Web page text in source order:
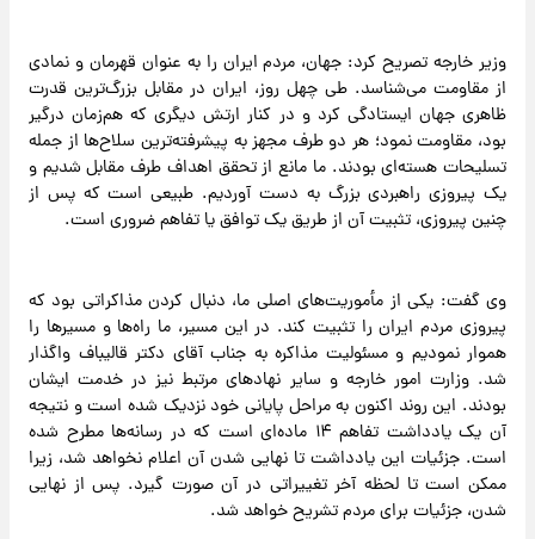
وزیر خارجه تصریح کرد: جهان، مردم ایران را به عنوان قهرمان و نمادی
از مقاومت می‌شناسد. طی چهل روز، ایران در مقابل بزرگ‌ترین قدرت
ظاهری جهان ایستادگی کرد و در کنار ارتش دیگری که هم‌زمان درگیر
بود، مقاومت نمود؛ هر دو طرف مجهز به پیشرفته‌ترین سلاح‌ها از جمله
تسلیحات هسته‌ای بودند. ما مانع از تحقق اهداف طرف مقابل شدیم و
یک پیروزی راهبردی بزرگ به دست آوردیم. طبیعی است که پس از
چنین پیروزی، تثبیت آن از طریق یک توافق یا تفاهم ضروری است.
وی گفت: یکی از مأموریت‌های اصلی ما، دنبال کردن مذاکراتی بود که
پیروزی مردم ایران را تثبیت کند. در این مسیر، ما راه‌ها و مسیرها را
هموار نمودیم و مسئولیت مذاکره به جناب آقای دکتر قالیباف واگذار
شد. وزارت امور خارجه و سایر نهادهای مرتبط نیز در خدمت ایشان
بودند. این روند اکنون به مراحل پایانی خود نزدیک شده است و نتیجه
آن یک یادداشت تفاهم ۱۴ ماده‌ای است که در رسانه‌ها مطرح شده
است. جزئیات این یادداشت تا نهایی شدن آن اعلام نخواهد شد، زیرا
ممکن است تا لحظه آخر تغییراتی در آن صورت گیرد. پس از نهایی
شدن، جزئیات برای مردم تشریح خواهد شد.